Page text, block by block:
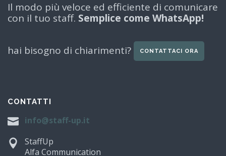
Il modo più veloce ed efficiente di comunicare
con il tuo staff. Semplice come WhatsApp!
hai bisogno di chiarimenti? CONTATTACI ORA
CONTATTI
info@staff-up.it
StaffUp
Alfa Communication